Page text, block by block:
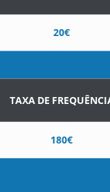
20€
TAXA DE
180€